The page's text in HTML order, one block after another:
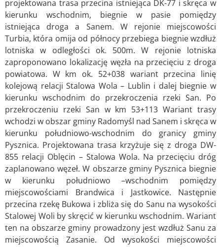
projektowana trasa przecina istniejąca DK-77 i skręca w
kierunku wschodnim, biegnie w pasie pomiędzy
istniejąca droga a Sanem. W rejonie miejscowości
Turbia, która omija od północy przebiega biegnie wzdłuż
lotniska w odległości ok. 500m. W rejonie lotniska
zaproponowano lokalizację węzła na przecięciu z droga
powiatowa. W km ok. 52+038 wariant przecina linię
kolejową relacji Stalowa Wola – Lublin i dalej biegnie w
kierunku wschodnim do przekroczenia rzeki San. Po
przekroczeniu rzeki San w km 53+113 Wariant trasy
wchodzi w obszar gminy Radomyśl nad Sanem i skręca w
kierunku południowo-wschodnim do granicy gminy
Pysznica. Projektowana trasa krzyżuje się z droga DW-
855 relacji Oblęcin – Stalowa Wola. Na przecięciu dróg
zaplanowano węzeł. W obszarze gminy Pysznica biegnie
w kierunku południowo –wschodnim pomiędzy
miejscowościami Brandwica i Jastkowice. Następnie
przecina rzekę Bukowa i zbliża się do Sanu na wysokości
Stalowej Woli by skręcić w kierunku wschodnim. Wariant
ten na obszarze gminy prowadzony jest wzdłuż Sanu za
miejscowością Zasanie. Od wysokości miejscowości